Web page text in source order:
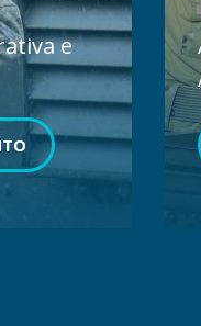
e